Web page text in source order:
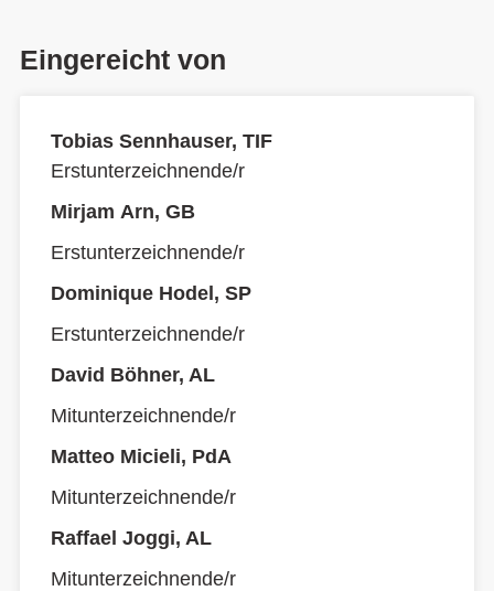
Eingereicht von
Tobias Sennhauser, TIF
Erstunterzeichnende/r
Mirjam Arn, GB
Erstunterzeichnende/r
Dominique Hodel, SP
Erstunterzeichnende/r
David Böhner, AL
Mitunterzeichnende/r
Matteo Micieli, PdA
Mitunterzeichnende/r
Raffael Joggi, AL
Mitunterzeichnende/r